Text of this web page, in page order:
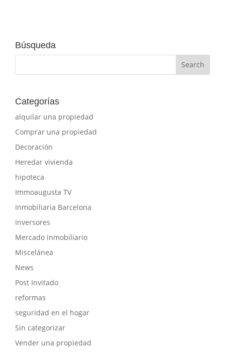
Búsqueda
Categorías
alquilar una propiedad
Comprar una propiedad
Decoración
Heredar vivienda
hipoteca
Immoaugusta TV
Inmobiliaria Barcelona
Inversores
Mercado inmobiliario
Miscelánea
News
Post Invitado
reformas
seguridad en el hogar
Sin categorizar
Vender una propiedad